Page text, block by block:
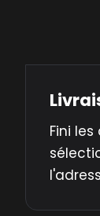
Fini